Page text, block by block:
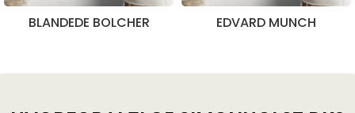
BLANDEDE BOLCHER EDVARD MUNCH